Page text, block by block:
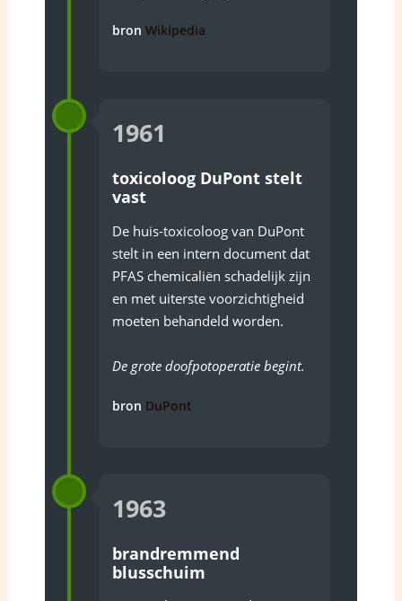
bron Wikipedia
1961
toxicoloog DuPont stelt
vast
De huis-toxicoloog van DuPont
stelt in een intern document dat
PFAS chemicaliën schadelijk zijn
en met uiterste voorzichtigheid
moeten behandeld worden.
De grote doofpotoperatie begint.
bron DuPont
1963
brandremmend
blusschuim